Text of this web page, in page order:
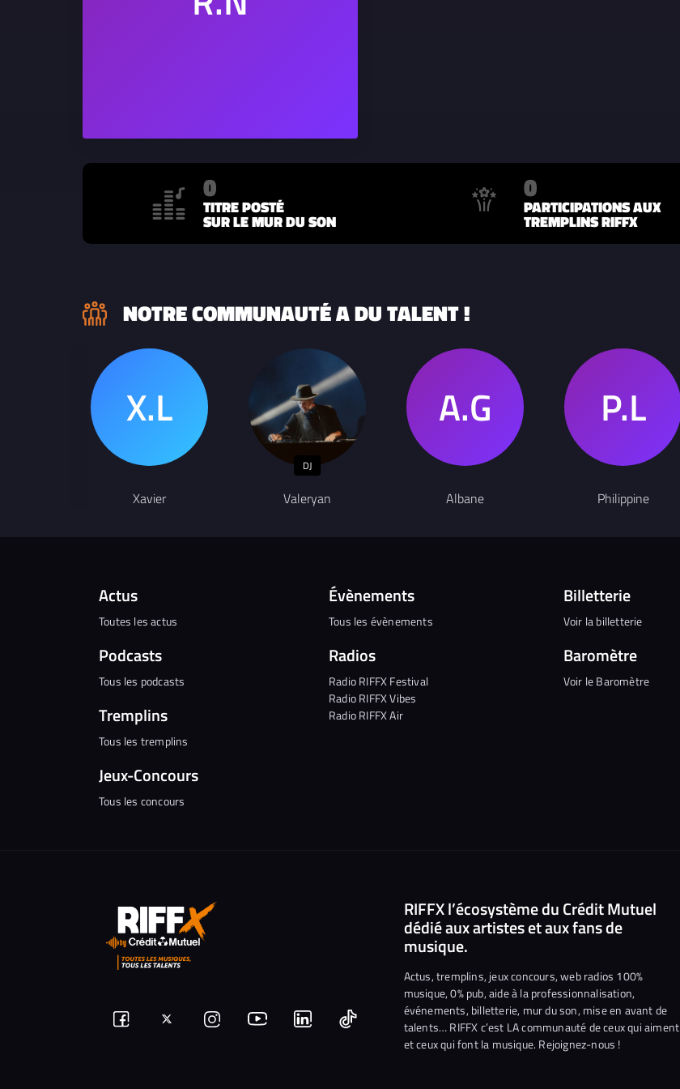
0
TITRE POSTÉ
SUR LE MUR DU SON
0
PARTICIPATIONS AUX
TREMPLINS RIFFX
NOTRE COMMUNAUTÉ A DU TALENT !
Xavier
DJ
Valeryan Albane Philippine
Actus
Toutes les actus
Podcasts
Tous les podcasts
Tremplins
Tous les tremplins
Jeux-Concours
Tous les concours
Évènements
Tous les évènements
Radios
Radio RIFFX Festival
Radio RIFFX Vibes
Radio RIFFX Air
Billetterie
Voir la billetterie
Baromètre
Voir le Baromètre
Suivez-Suivez-Nous
NousNous Nous
RIFFX l’écosystème du Crédit Mutuel
dédié aux artistes et aux fans de
musique.
Actus, tremplins, jeux concours, web radios 100%
musique, 0% pub, aide à la professionnalisation,
événements, billetterie, mur du son, mise en avant de
talents… RIFFX c’est LA communauté de ceux qui aiment
et ceux qui font la musique. Rejoignez-nous !